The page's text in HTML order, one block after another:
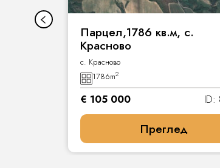
Парцел,1786 кв.м, с.
Красново
с. Красново
1786m2
€ 105 000 ID:
Преглед